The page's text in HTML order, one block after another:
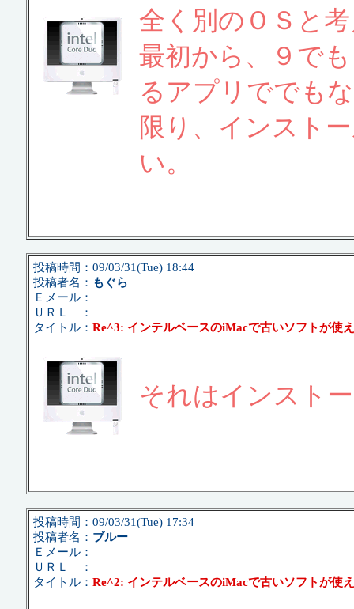
全く別のＯＳと
最初から、９で
るアプリででも
限り、インスト
い。
投稿時間：09/03/31(Tue) 18:44
投稿者名： もぐら
Ｅメール：
ＵＲＬ ：
タイトル： Re^3: インテルベースのiMacで古いソフトが使
それはインスト
投稿時間：09/03/31(Tue) 17:34
投稿者名： ブルー
Ｅメール：
ＵＲＬ ：
タイトル： Re^2: インテルベースのiMacで古いソフトが使